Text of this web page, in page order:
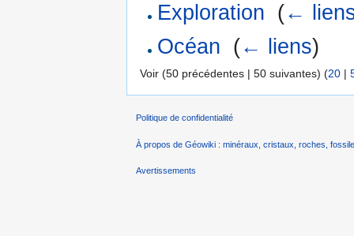
Exploration (←
Océan (← liens)
Voir (50 précédentes | 50 suivantes) (20 |
Politique de confidentialité
À propos de Géowiki : minéraux, cristaux, roches,
Avertissements